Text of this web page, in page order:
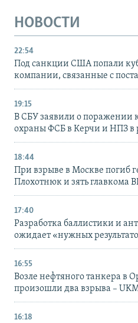
НОВОСТИ
22:54
Под санкции США попали
компании, связанные с
19:15
В СБУ заявили о поражении
охраны ФСБ в Керчи и НПЗ в
18:44
При взрыве в Москве погиб
Плохотнюк и зять главкома
17:40
Разработка баллистики и
ожидает «нужных
16:55
Возле нефтяного танкера в
произошли два взрыва –
16:18